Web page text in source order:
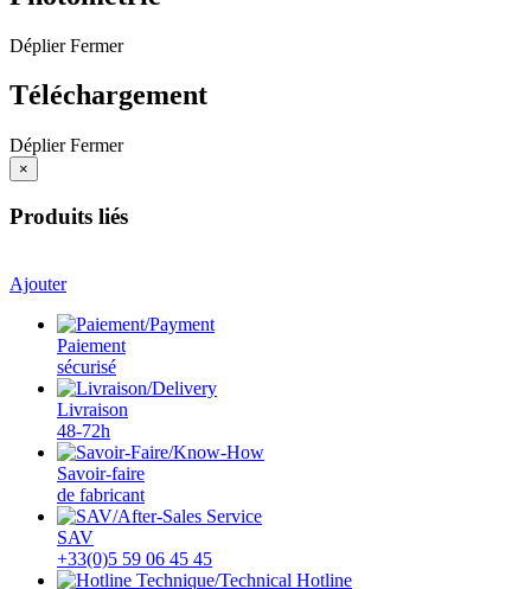
Déplier Fermer
Téléchargement
Déplier Fermer
×
Produits liés
Ajouter
Paiement
sécurisé
Livraison
48-72h
Savoir-faire
de fabricant
SAV
+33(0)5 59 06 45 45